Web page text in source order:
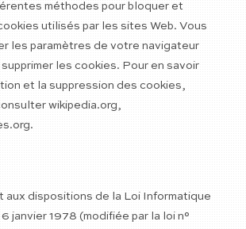
méthodes pour bloquer et
utilisés par les sites Web. Vous
les paramètres de votre navigateur
les cookies. Pour en savoir
et la suppression des cookies,
wikipedia.org,
aux dispositions de la Loi Informatique
janvier 1978 (modifiée par la loi n°